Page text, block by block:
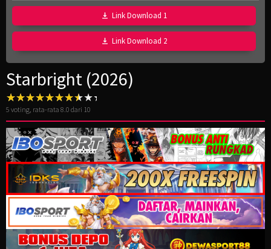
Link Download 1
Link Download 2
Starbright (2026)
5 voting, rata-rata 8.0 dari 10